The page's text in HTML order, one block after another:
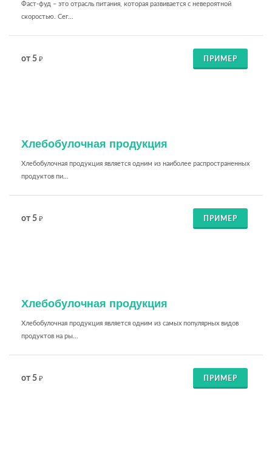
Фаст-фуд – это отрасль питания, которая развивается с невероятной
скоростью. Сег...
от 5 ₽ ПРИМЕР
Хлебобулочная продукция
Хлебобулочная продукция является одним из наиболее распространенных
продуктов пи...
от 5 ₽ ПРИМЕР
Хлебобулочная продукция
Хлебобулочная продукция является одним из самых популярных видов
продуктов на ры...
от 5 ₽ ПРИМЕР